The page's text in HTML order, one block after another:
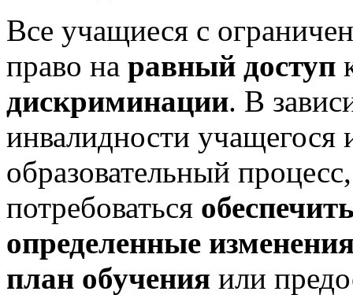
Все учащиеся с
право на равный доступ
дискриминации. В
инвалидности учащегося
образовательный
потребоваться
определенные
план обучения или